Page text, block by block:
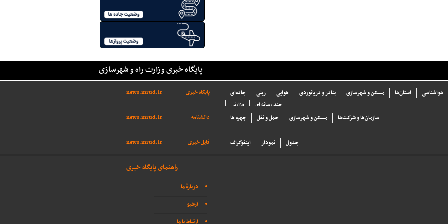
پایگاه خبری وزارت راه و شهرسازی
پایگاه خبری news.mrud.ir جاده‌ای ریلی هوایی بنادر و دریانوردی مسکن و شهرسازی استان‌ها
هواشناسی
وزارتی
چند رسانه ای
دانشنامه
news.mrud.ir چهره ها حمل و نقل مسکن و شهرسازی سازما‌ن‌ها و شركت‌ها
فایل خبری news.mrud.ir اینفوگراف نمودار جدول
راهنمای پایگاه خبری
دربارهٔ ما
آرشیو